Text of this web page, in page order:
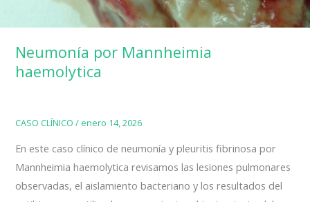
Neumonía por Mannheimia
haemolytica
CASO CLÍNICO / enero 14, 2026
En este caso clínico de neumonía y pleuritis fibrinosa por
Mannheimia haemolytica revisamos las lesiones pulmonares
observadas, el aislamiento bacteriano y los resultados del